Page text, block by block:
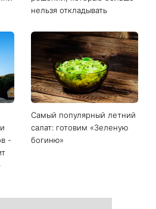
нельзя откладывать
-
Самый популярный летний
салат: готовим «Зеленую
богиню»